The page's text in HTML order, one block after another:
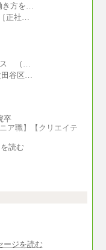
き方を…
正社…
ス （…
谷区…
卒
ア職】【クリエイテ
円
円
読む
ージを読む